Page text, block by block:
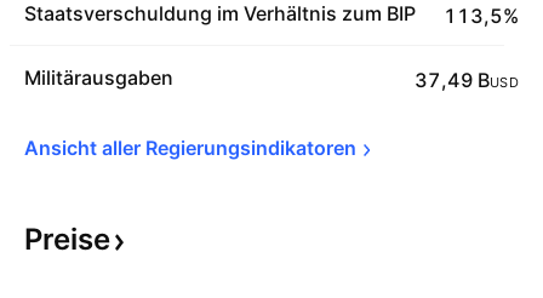
Staatsverschuldung im Verhältnis zum BIP 113,5%
Militärausgaben 37,49 BUSD
Ansicht aller Regierungsindikatoren
Preise